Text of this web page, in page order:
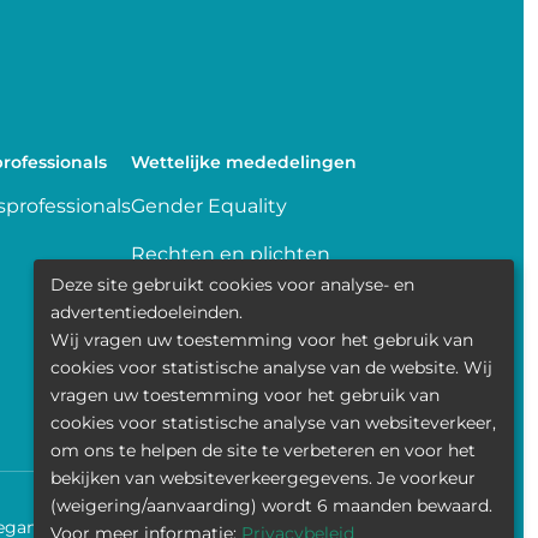
Wettelijke mededelingen
Gender Equality
Rechten en plichten
Delen van gegevens
Transparence
Politique de la vie privée
ContactCookiesWettelijke mededelingen
Deze site gebruikt cookies voor analyse- en
advertentiedoeleinden.
Wij vragen uw toestemming voor het gebruik van
cookies voor statistische analyse van de website. Wij
vragen uw toestemming voor het gebruik van
cookies voor statistische analyse van websiteverkeer,
om ons te helpen de site te verbeteren en voor het
bekijken van websiteverkeergegevens. Je voorkeur
(weigering/aanvaarding) wordt 6 maanden bewaard.
Voor meer informatie: Privacybeleid